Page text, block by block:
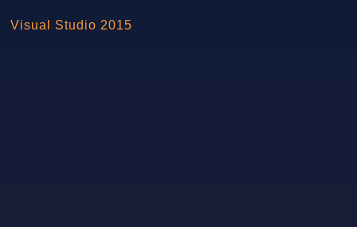
Visual Studio 2015